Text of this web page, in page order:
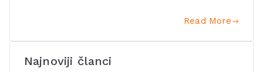
Read More
Najnoviji članci